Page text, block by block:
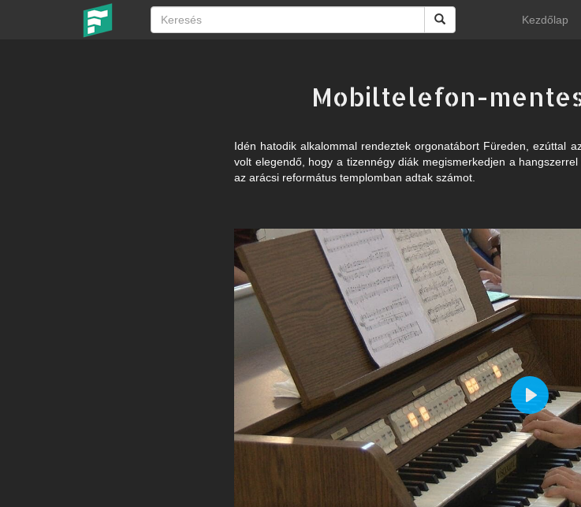
Kezdőlap
Mobiltelefon-
Idén hatodik alkalommal rendeztek orgonatábort Füreden, ezúttal
volt elegendő, hogy a tizennégy diák megismerkedjen a
az arácsi református templomban adtak számot.
Play